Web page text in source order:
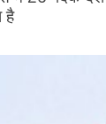
है